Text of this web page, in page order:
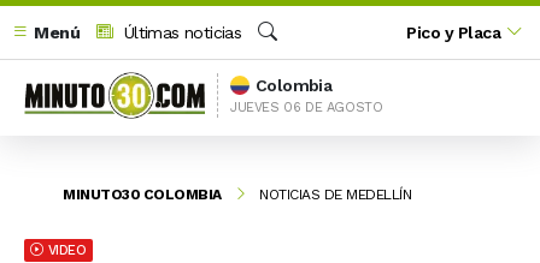
Menú
Últimas noticias
Buscar
Pico y Placa
Colombia
JUEVES 06 DE AGOSTO
MINUTO30 COLOMBIA NOTICIAS DE MEDELLÍN
VIDEO